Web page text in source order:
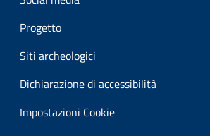
Progetto
Siti archeologici
Dichiarazione di accessibilità
Impostazioni Cookie